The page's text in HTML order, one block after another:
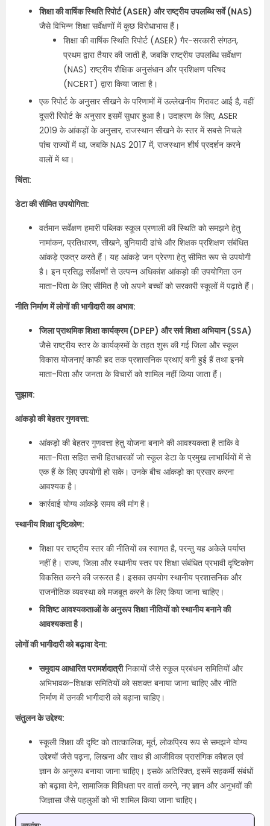
शिक्षा की वार्षिक स्थिति रिपोर्ट (ASER) और राष्ट्रीय उपलब्धि सर्वे (NAS)
जैसे विभिन्न शिक्षा सर्वेक्षणों में कुछ विरोधाभास हैं।
शिक्षा की वार्षिक स्थिति रिपोर्ट (ASER) गैर-सरकारी संगठन,
प्रथम द्वारा तैयार की जाती है, जबकि राष्ट्रीय उपलब्धि सर्वेक्षण
(NAS) राष्ट्रीय शैक्षिक अनुसंधान और प्रशिक्षण परिषद
(NCERT) द्वारा किया जाता है।
एक रिपोर्ट के अनुसार सीखने के परिणामों में उल्लेखनीय गिरावट आई है, वहीं
दूसरी रिपोर्ट के अनुसार इसमें सुधार हुआ है। उदाहरण के लिए, ASER
2019 के आंकड़ों के अनुसार, राजस्थान सीखने के स्तर में सबसे निचले
पांच राज्यों में था, जबकि NAS 2017 में, राजस्थान शीर्ष प्रदर्शन करने
वालों में था।
चिंता:
डेटा की सीमित उपयोगिता:
वर्तमान सर्वेक्षण हमारी पब्लिक स्कूल प्रणाली की स्थिति को समझने हेतु
नामांकन, प्रतिधारण, सीखने, बुनियादी ढांचे और शिक्षक प्रशिक्षण संबंधित
आंकड़े एकत्र करते हैं। यह आंकड़े जन प्रेरणा हेतु सीमित रूप से उपयोगी
है। इन प्रसिद्ध सर्वेक्षणों से उत्पन्न अधिकांश आंकड़ो की उपयोगिता उन
माता-पिता के लिए सीमित है जो अपने बच्चों को सरकारी स्कूलों में पढ़ाते हैं।
नीति निर्माण में लोगों की भागीदारी का अभाव:
जिला प्राथमिक शिक्षा कार्यक्रम (DPEP) और सर्व शिक्षा अभियान (SSA)
जैसे राष्ट्रीय स्तर के कार्यक्रमों के तहत शुरू की गई जिला और स्कूल
विकास योजनाएं काफी हद तक प्रशासनिक प्रथाएं बनी हुई हैं तथा इनमे
माता-पिता और जनता के विचारों को शामिल नहीं किया जाता हैं।
सुझाव:
आंकड़ो की बेहतर गुणवत्ता:
आंकड़ो की बेहतर गुणवत्ता हेतु योजना बनाने की आवश्यकता है ताकि वे
माता-पिता सहित सभी हितधारकों जो स्कूल डेटा के प्रमुख लाभार्थियों में से
एक हैं के लिए उपयोगी हो सके। उनके बीच आंकड़ो का प्रसार करना
आवश्यक है।
कार्रवाई योग्य आंकड़े समय की मांग है।
स्थानीय शिक्षा दृष्टिकोण:
शिक्षा पर राष्ट्रीय स्तर की नीतियों का स्वागत है, परन्तु यह अकेले पर्याप्त
नहीं है। राज्य, जिला और स्थानीय स्तर पर शिक्षा संबंधित प्रभावी दृष्टिकोण
विकसित करने की जरूरत है। इसका उपयोग स्थानीय प्रशासनिक और
राजनीतिक व्यवस्था को मजबूत करने के लिए किया जाना चाहिए।
विशिष्ट आवश्यकताओं के अनुरूप शिक्षा नीतियों को स्थानीय बनाने की
आवश्यकता है।
लोगों की भागीदारी को बढ़ावा देना:
समुदाय आधारित परामर्शदात्रीनिकायों जैसे स्कूल प्रबंधन समितियों और
अभिभावक-शिक्षक समितियों को सशक्त बनाया जाना चाहिए और नीति
निर्माण में उनकी भागीदारी को बढ़ाना चाहिए।
संतुलन के उद्देश्य:
स्कूली शिक्षा की दृष्टि को तात्कालिक, मूर्त, लोकप्रिय रूप से समझने योग्य
उद्देश्यों जैसे पढ़ना, लिखना और साथ ही आजीविका प्रासंगिक कौशल एवं
ज्ञान के अनुरूप बनाया जाना चाहिए। इसके अतिरिक्त, इसमें सहकर्मी संबंधों
को बढ़ावा देने, सामाजिक विविधता पर वार्ता करने, नए ज्ञान और अनुभवों की
जिज्ञासा जैसे पहलुओं को भी शामिल किया जाना चाहिए।